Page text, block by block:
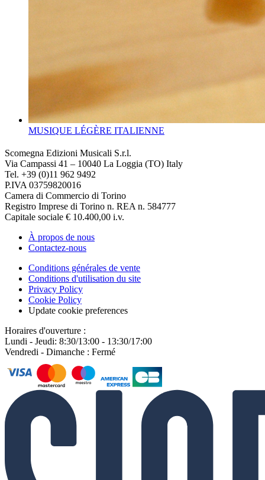
MUSIQUE LÉGÈRE ITALIENNE
Scomegna Edizioni Musicali S.r.l.
Via Campassi 41 – 10040 La Loggia (TO) Italy
Tel. +39 (0)11 962 9492
P.IVA 03759820016
Camera di Commercio di Torino
Registro Imprese di Torino n. REA n. 584777
Capitale sociale € 10.400,00 i.v.
À propos de nous
Contactez-nous
Conditions générales de vente
Conditions d'utilisation du site
Privacy Policy
Cookie Policy
Update cookie preferences
Horaires d'ouverture :
Lundi - Jeudi: 8:30/13:00 - 13:30/17:00
Vendredi - Dimanche : Fermé